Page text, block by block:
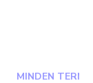
MINDEN